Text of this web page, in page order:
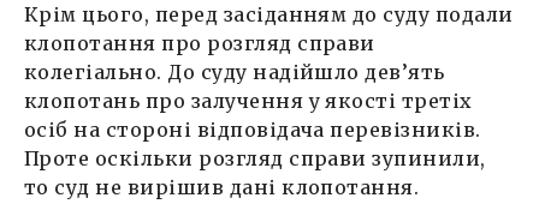
Крім цього, перед засіданням до суду подали
клопотання про розгляд справи
колегіально. До суду надійшло дев’ять
клопотань про залучення у якості третіх
осіб на стороні відповідача перевізників.
Проте оскільки розгляд справи зупинили,
то суд не вирішив дані клопотання.